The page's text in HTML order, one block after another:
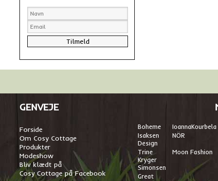
GENVEJE
Forside
Om Cosy Cottage
Produkter
Modeshow
Bliv klædt på
Cosy Cottage på Facebook
Boheme IoannaKourbela
Isaksen
Design
NÖR
Trine
Kryger
Simonsen
Moon Fashion
Great